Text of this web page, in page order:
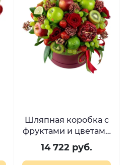
Шляпная коробка с
фруктами и цветами
«Рубиновый сад»
14 722 руб.